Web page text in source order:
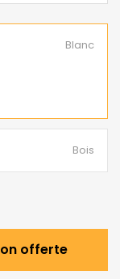
Blanc
Bois
offerte